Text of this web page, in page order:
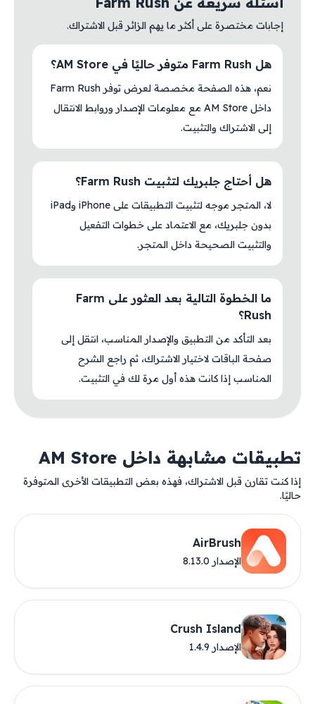
إجابات مختصرة على أكثر ما يهم الزائر قبل الاشتراك.
هل Farm Rush متوفر حاليًا في AM Store؟
نعم، هذه الصفحة مخصصة لعرض توفر Farm Rush
داخل AM Store مع معلومات الإصدار وروابط الانتقال
إلى الاشتراك والتثبيت.
هل أحتاج جلبريك لتثبيت Farm Rush؟
لا، المتجر موجه لتثبيت التطبيقات على iPhone وiPad
بدون جلبريك، مع الاعتماد على خطوات التفعيل
والتثبيت الصحيحة داخل المتجر.
ما الخطوة التالية بعد العثور على Farm
Rush؟
بعد التأكد من التطبيق والإصدار المناسب، انتقل إلى
صفحة الباقات لاختيار الاشتراك، ثم راجع الشرح
المناسب إذا كانت هذه أول مرة لك في التثبيت.
تطبيقات مشابهة داخل AM Store
إذا كنت تقارن قبل الاشتراك، فهذه بعض التطبيقات الأخرى المتوفرة
حاليًا.
AirBrush
الإصدار 8.13.0
Crush Island
الإصدار 1.4.9